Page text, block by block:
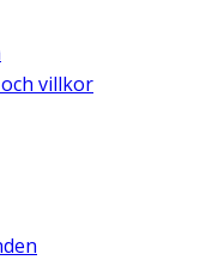
villkor